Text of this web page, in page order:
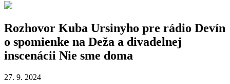
Rozhovor Kuba Ursinyho pre rádio Devín
o spomienke na Deža a divadelnej
inscenácii Nie sme doma
27. 9. 2024